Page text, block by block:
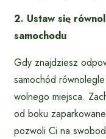
2. Ustaw się
samochodu
Gdy znajdziesz
samochód
wolnego miejsca.
od boku
pozwoli Ci na